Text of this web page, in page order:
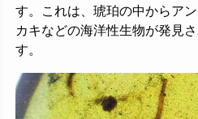
す。これは、琥珀の中からア
カキなどの海洋性生物が発見
す。